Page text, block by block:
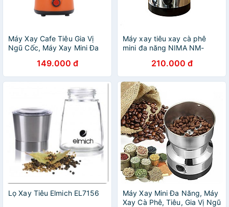
Máy Xay Cafe Tiêu Gia Vị
Ngũ Cốc, Máy Xay Mini Đa
149.000 đ
Máy xay tiêu xay cà phê
mini đa năng NIMA NM-
210.000 đ
Lọ Xay Tiêu Elmich EL7156
Máy Xay Mini Đa Năng, Máy
Xay Cà Phê, Tiêu, Gia Vị Ngũ